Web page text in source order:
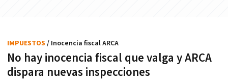
No hay inocencia fiscal que valga y ARCA
dispara nuevas inspecciones
IMPUESTOS / Inocencia fiscal ARCA